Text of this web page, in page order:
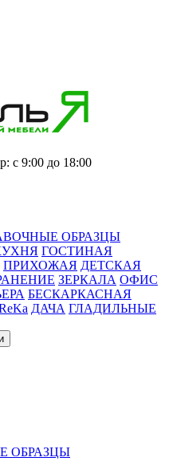
с 9:00 до 18:00
ОБРАЗЦЫ
ГОСТИНАЯ
ПРИХОЖАЯ ДЕТСКАЯ
ЗЕРКАЛА ОФИС
БЕСКАРКАСНАЯ
ДАЧА ГЛАДИЛЬНЫЕ
ОБРАЗЦЫ